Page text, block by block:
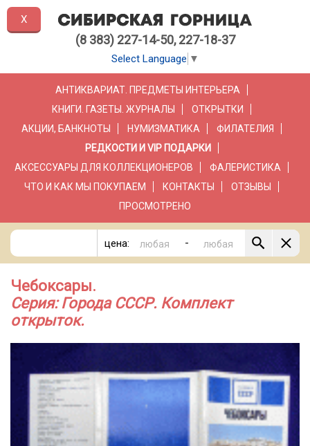
(8 383) 227-14-50, 227-18-37
Select Language ▼
АНТИКВАРИАТ. ПРЕДМЕТЫ ИНТЕРЬЕРА
КНИГИ. ГАЗЕТЫ. ЖУРНАЛЫ
ОТКРЫТКИ
АКЦИИ, БАНКНОТЫ
НУМИЗМАТИКА
ФИЛАТЕЛИЯ
РЕДКОСТИ И VIP ПОДАРКИ
АКСЕССУАРЫ ДЛЯ КОЛЛЕКЦИОНЕРОВ
ФАЛЕРИСТИКА
ЧТО И КАК МЫ ПОКУПАЕМ
КОНТАКТЫ
ОТЗЫВЫ
ПРОСМОТРЕНО
цена: -
Чебоксары.
Серия: Города СССР. Комплект
открыток.
X